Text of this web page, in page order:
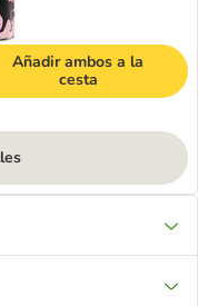
Añadir ambos a la
cesta